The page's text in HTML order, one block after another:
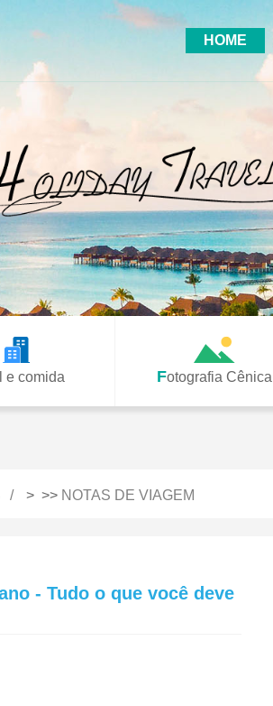
HOME
e comida Fotografia Cênica
> >> NOTAS DE VIAGEM
- Tudo o que você deve